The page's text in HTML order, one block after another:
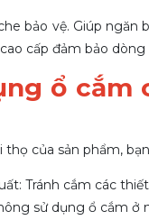
bảo vệ. Giúp
cấp đảm bảo
ổ cắm
của sản phẩm,
Tránh cắm các
sử dụng ổ cắm ở